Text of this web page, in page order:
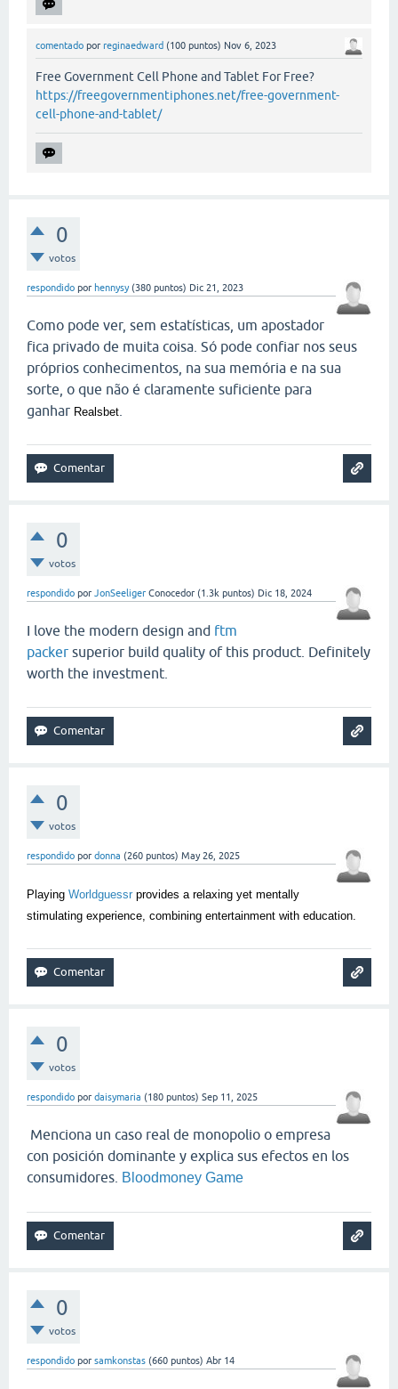
comentado por reginaedward (100 puntos) Nov 6, 2023
Free Government Cell Phone and Tablet For Free?
https://freegovernmentiphones.net/free-government-
cell-phone-and-tablet/
0
votos
respondido por hennysy (380 puntos) Dic 21, 2023
Como pode ver, sem estatísticas, um apostador
fica privado de muita coisa. Só pode confiar nos seus
próprios conhecimentos, na sua memória e na sua
sorte, o que não é claramente suficiente para
ganhar Realsbet
0
votos
respondido por JonSeeliger Conocedor (1.3k puntos) Dic 18, 2024
I love the modern design and ftm
packer superior build quality of this product. Definitely
worth the investment.
0
votos
respondido por donna (260 puntos) May 26, 2025
Playing Worldguessr provides a relaxing yet mentally
stimulating experience, combining entertainment with education.
0
votos
respondido por daisymaria (180 puntos) Sep 11, 2025
Menciona un caso real de monopolio o empresa
con posición dominante y explica sus efectos en los
consumidores. Bloodmoney Game
0
votos
respondido por samkonstas (660 puntos) Abr 14